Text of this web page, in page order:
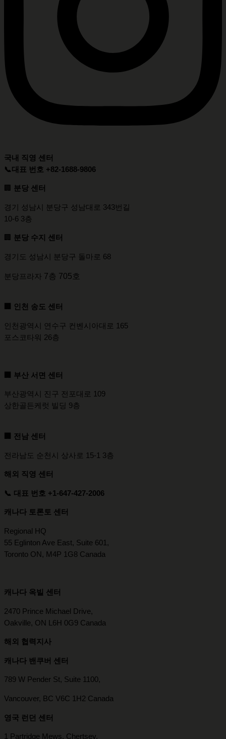
국내 직영 센터
📞대표 번호 +82-1688-9806
🏢 분당 센터
경기 성남시 분당구 성남대로 343번길
10-6 3층
🏢 분당 수지 센터
경기도 성남시 분당구 돌마로 68
분당프라자 7층 705호
🏢 인천 송도 센터
인천광역시 연수구 컨벤시아대로 165
포스코타워 26층
부산 서면 센터
부산광역시 진구 전포대로 109
상한골든케럿 빌딩 9층
🏢 전남 센터
전라남도 순천시 상사로 15-1 3층
해외 직영 센터
📞 대표 번호 +1-647-427-2006
캐나다 토론토 센터
Regional HQ
55 Eglinton Ave East, Suite 601,
Toronto ON, M4P 1G8 Canada
캐나다 옥빌 센터
2470 Prince Michael Drive,
Oakville, ON L6H 0G9 Canada
해외 협력지사
캐나다 밴쿠버 센터
789 W Pender St, Suite 1100,
Vancouver, BC V6C 1H2 Canada
영국 런던 센터
1 Partridge Mews, Chertsey,